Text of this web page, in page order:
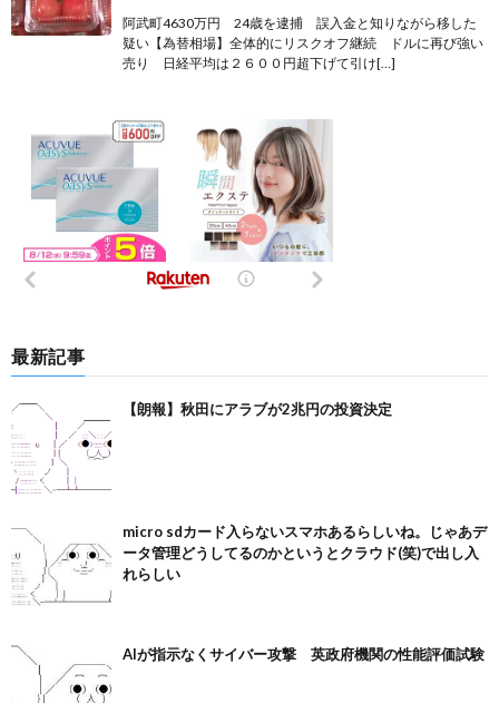
阿武町4630万円 24歳を逮捕 誤入金と知りながら移した
疑い【為替相場】全体的にリスクオフ継続 ドルに再び強い
売り 日経平均は２６００円超下げて引け[…]
最新記事
【朗報】秋田にアラブが2兆円の投資決定
micro sdカード入らないスマホあるらしいね。じゃあデ
ータ管理どうしてるのかというとクラウド(笑)で出し入
れらしい
AIが指示なくサイバー攻撃 英政府機関の性能評価試験